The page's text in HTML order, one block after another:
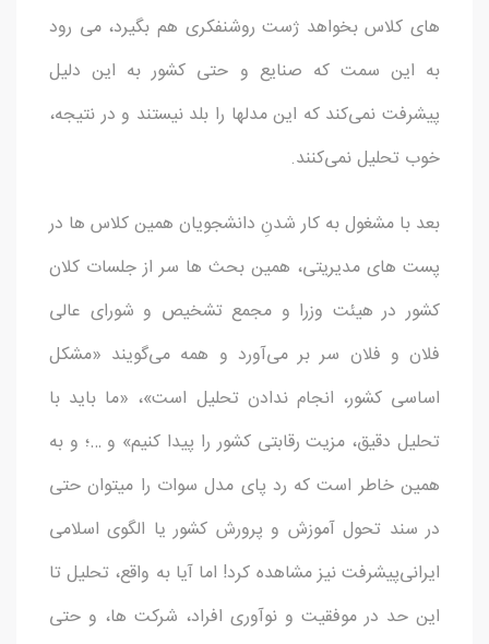
های کلاس بخواهد ژست روشنفکری هم بگیرد، می رود
به این سمت که صنایع و حتی کشور به این دلیل
پیشرفت نمی‌کند که این مدلها را بلد نیستند و در نتیجه،
خوب تحلیل نمی‌کنند.
بعد با مشغول به کار شدنِ دانشجویان همین کلاس ها در
پست های مدیریتی، همین بحث ها سر از جلسات کلان
کشور در هیئت وزرا و مجمع تشخیص و شورای عالی
فلان و فلان سر بر می‌آورد و همه می‌گویند «مشکل
اساسی کشور، انجام ندادن تحلیل است»، «ما باید با
تحلیل دقیق، مزیت رقابتی کشور را پیدا کنیم» و …؛ و به
همین خاطر است که رد پای مدل سوات را میتوان حتی
در سند تحول آموزش و پرورش کشور یا الگوی اسلامی
ایرانی‌پیشرفت نیز مشاهده کرد! اما آیا به واقع، تحلیل تا
این حد در موفقیت و نوآوری افراد، شرکت ها، و حتی